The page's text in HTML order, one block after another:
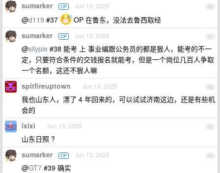
40
sumarker OP Jun 13, 2025
@d119 #37 OP 在鲁东，没法去鲁西取经
41
sumarker OP Jun 13, 2025
@silypie #38 能考 上 事业编跟公务员的都是狠人，能考的不一
定，只要符合条件的交钱报名就能考，但是一个岗位几百人争取
一个名额，这还不狠人嘛
42
spitfireuptown Jun 13, 2025
我也山东人，漂了 4 年回来的，可以试试济南这边，还是有些机
会的
43
ixixi Jun 13, 2025
山东日照 ?
44
sumarker OP Jun 13, 2025
@GT7 #39 确实